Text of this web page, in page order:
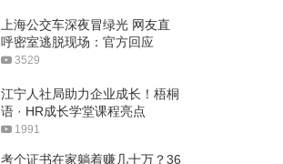
上海公交车深夜冒绿光 网友直
呼密室逃脱现场：官方回应
3529
江宁人社局助力企业成长！梧桐
语 · HR成长学堂课程亮点
1991
考个证书在家躺着赚几十万？36